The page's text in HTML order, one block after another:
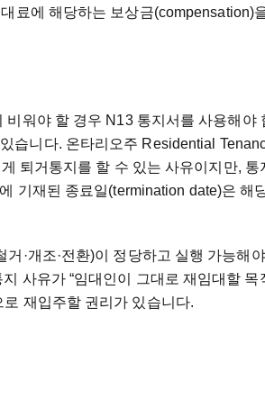
료에 해당하는 보상금(compensation)
워야 할 경우 N13 통지서를 사용해야
습니다. 온타리오주 Residential
퇴거통지를 할 수 있는 사유이지만,
기재된 종료일(termination date)은 해
·개조·전환)이 정당하고 실행 가능해
사유가 “임대인이 그대로 재임대할 목
재입주할 권리가 있습니다.